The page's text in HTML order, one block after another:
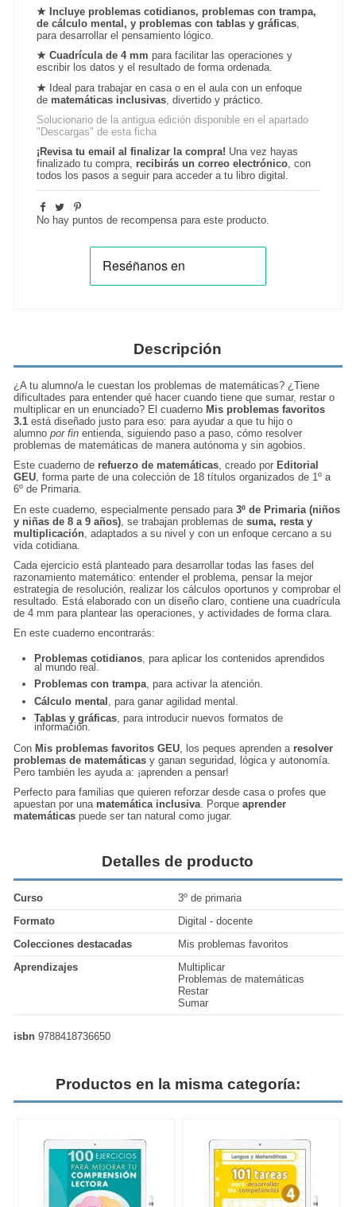
★ Incluye problemas cotidianos, problemas con trampa,
de cálculo mental, y problemas con tablas y gráficas
para desarrollar el pensamiento lógico.
★ Cuadrícula de 4 mm para facilitar las operaciones y
escribir los datos y el resultado de forma ordenada.
★ Ideal para trabajar en casa o en el aula con un enfoque
de matemáticas inclusivas , divertido y práctico.
Solucionario de la antigua edición disponible en el apartado
"Descargas" de esta ficha
¡Revisa tu email al finalizar la compra! Una vez hayas
finalizado tu compra, recibirás un correo electrónico, con
todos los pasos a seguir para acceder a tu libro digital.
No hay puntos de recompensa para este producto.
Descripción
¿A tu alumno/a le cuestan los problemas de matemáticas? ¿Tiene
dificultades para entender qué hacer cuando tiene que sumar, restar o
multiplicar en un enunciado? El cuaderno Mis problemas favoritos
3.1 está diseñado justo para eso: para ayudar a que tu hijo o
alumnopor fin entienda, siguiendo paso a paso, cómo resolver
problemas de matemáticas de manera autónoma y sin agobios.
Este cuaderno de refuerzo de matemáticas, creado por Editorial
GEU, forma parte de una colección de 18 títulos organizados de 1º a
6º de Primaria.
En este cuaderno, especialmente pensado para3º de Primaria (niños
y niñas de 8 a 9 años) , se trabajan problemas desuma, resta y
multiplicación , adaptados a su nivel y con un enfoque cercano a su
vida cotidiana.
Cada ejercicio está planteado para desarrollar todas las fases del
razonamiento matemático: entender el problema, pensar la mejor
estrategia de resolución, realizar los cálculos oportunos y comprobar el
resultado. Está elaborado con un diseño claro, contiene una cuadrícula
de 4 mm para plantear las operaciones, y actividades de forma clara.
En este cuaderno encontrarás:
Problemas cotidianos , para aplicar los contenidos aprendidos
al mundo real.
Problemas con trampa, para activar la atención.
Cálculo mental
, para ganar agilidad mental.
Tablas y gráficas, para introducir nuevos formatos de
información.
Con Mis problemas favoritos GEU , los peques aprenden a resolver
problemas de matemáticas y ganan seguridad, lógica y autonomía.
Pero también les ayuda a: ¡aprenden a pensar!
Perfecto para familias que quieren reforzar desde casa o profes que
apuestan por una matemática inclusiva. Porqueaprender
matemáticas puede ser tan natural como jugar.
Detalles de producto
Curso
3º de primaria
Formato
Digital - docente
Colecciones destacadas
Mis problemas favoritos
Aprendizajes
Multiplicar
Problemas de matemáticas
Restar
Sumar
isbn 9788418736650
Productos en la misma categoría: